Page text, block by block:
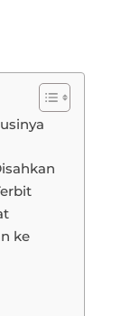
ke